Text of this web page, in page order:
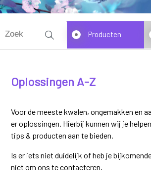
Oplossingen A-Z
Producten
Voor de meeste kwalen, ongemakken en
er oplossingen. Hierbij kunnen wij je
tips & producten aan te bieden.
Is er iets niet duidelijk of heb je
niet om ons te contacteren.